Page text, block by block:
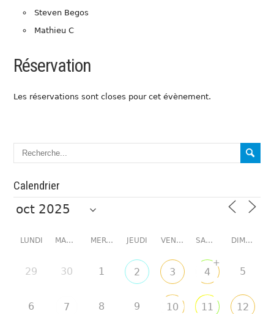
Steven Begos
Mathieu C
Réservation
Les réservations sont closes pour cet évènement.
Calendrier
LUNDI MARDI MERCREDI JEUDI VENDREDI SAMEDI DIMANCHE
29 30 1 2 3 4
+
5
6 7 8 9 10 11 12